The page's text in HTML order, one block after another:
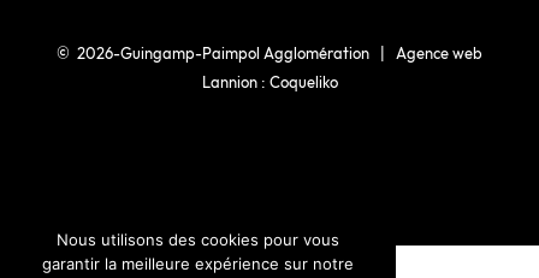
© 2026-Guingamp-Paimpol Agglomération | Agence web
Lannion : Coqueliko
Nous utilisons des cookies pour vous
garantir la meilleure expérience sur notre